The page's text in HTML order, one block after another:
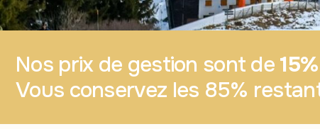
Nos prix de gestion sont de
Vous conservez les 85%